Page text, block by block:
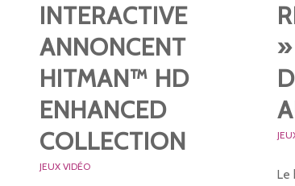
INTERACTIVE
ANNONCENT
HITMAN™ HD
ENHANCED
COLLECTION
JEUX VIDÉO
Le